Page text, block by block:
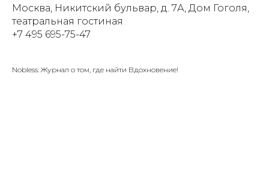
Москва, Никитский бульвар, д. 7А, Дом Гоголя,
театральная гостиная
+7 495 695-75-47
Nobless: Журнал о том, где найти Вдохновение!